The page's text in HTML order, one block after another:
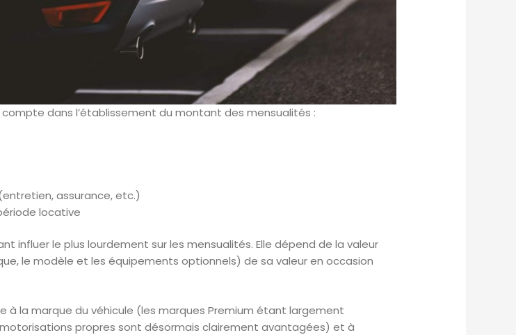
dans l’établissement du montant des mensualités :
assurance, etc.)
locative
influer le plus lourdement sur les mensualités. Elle dépend de la valeur
le modèle et les équipements optionnels) de sa valeur en occasion
à la marque du véhicule (les marques Premium étant largement
propres sont désormais clairement avantagées) et à